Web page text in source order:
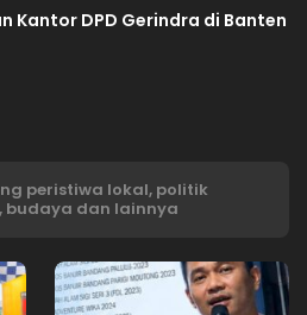
Kantor DPD Gerindra di Banten
peristiwa lokal, politik
budaya dan lainnya